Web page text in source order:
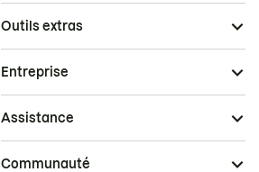
Outils extras
Entreprise
Assistance
Communauté